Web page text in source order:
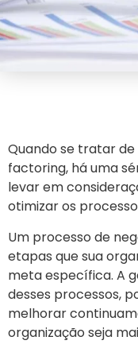
Quando se tratar de
factoring, há uma
levar em
otimizar os
Um processo de
etapas que sua
meta específica. A
desses processos,
melhorar
organização seja